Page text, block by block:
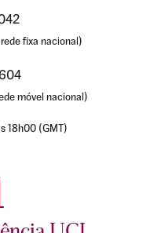
fixa nacional)
móvel nacional)
18h00 (GMT)